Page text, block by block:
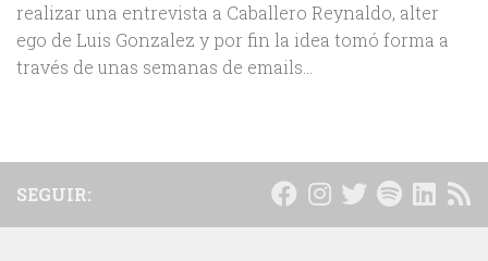
realizar una entrevista a Caballero Reynaldo, alter
ego de Luis Gonzalez y por fin la idea tomó forma a
través de unas semanas de emails...
SEGUIR: